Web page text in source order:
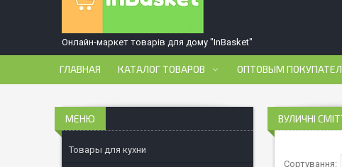
Онлайн-маркет товарів для дому "InBasket"
ГЛАВНАЯ КАТАЛОГ ТОВАРОВ ОПТОВЫМ
ВУЛИЧНІ
Товары для кухни